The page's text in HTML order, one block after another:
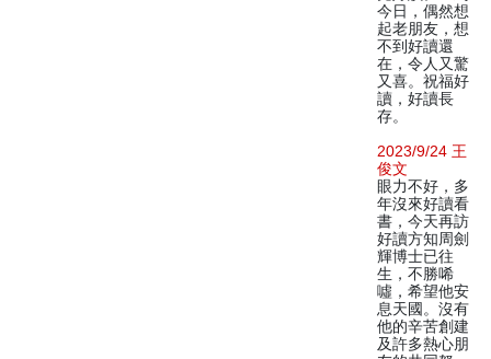
今日，偶然想
起老朋友，想
不到好讀還
在，令人又驚
又喜。祝福好
讀，好讀長
存。
2023/9/24 王
俊文
眼力不好，多
年沒來好讀看
書，今天再訪
好讀方知周劍
輝博士已往
生，不勝唏
噓，希望他安
息天國。沒有
他的辛苦創建
及許多熱心朋